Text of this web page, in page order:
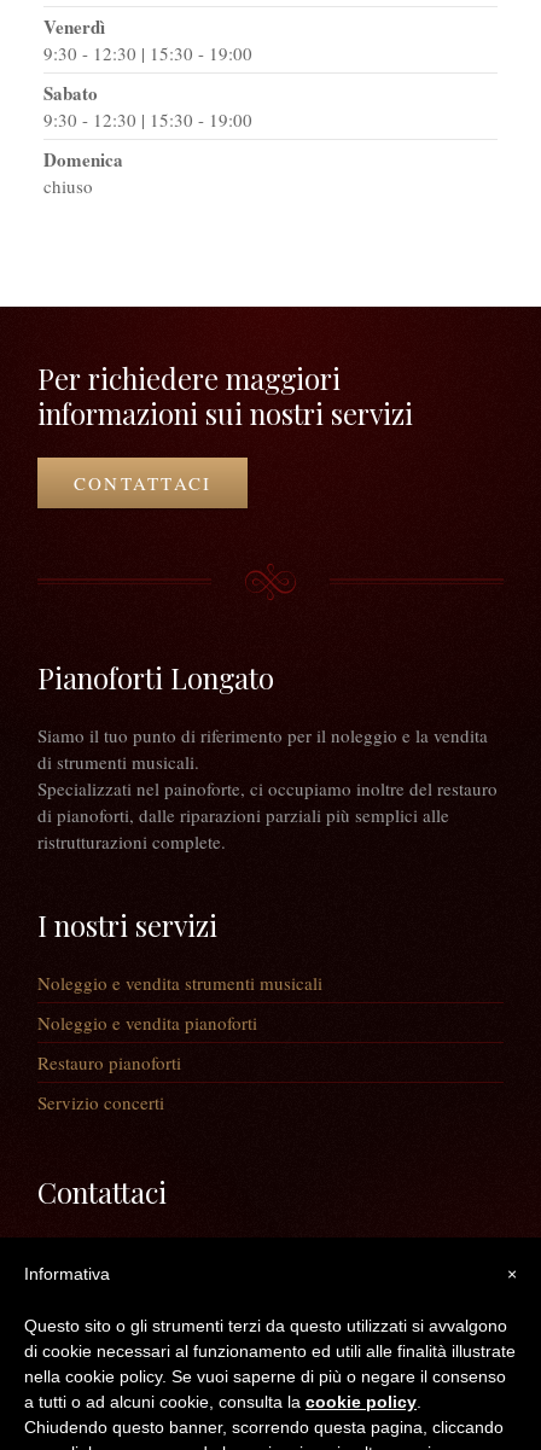
Venerdì
9:30 - 12:30 | 15:30 - 19:00
Sabato
9:30 - 12:30 | 15:30 - 19:00
Domenica
chiuso
Per richiedere maggiori
informazioni sui nostri servizi
CONTATTACI
Pianoforti Longato
Siamo il tuo punto di riferimento per il noleggio e la vendita
di strumenti musicali.
Specializzati nel painoforte, ci occupiamo inoltre del restauro
di pianoforti, dalle riparazioni parziali più semplici alle
ristrutturazioni complete.
I nostri servizi
Noleggio e vendita strumenti musicali
Noleggio e vendita pianoforti
Restauro pianoforti
Servizio concerti
Contattaci
30020 Noventa di Piave (VE)
Mail: info@longatopianoforti.it
ORARI DEL NEGOZIO
×
Informativa
Questo sito o gli strumenti terzi da questo utilizzati si avvalgono
di cookie necessari al funzionamento ed utili alle finalità illustrate
nella cookie policy. Se vuoi saperne di più o negare il consenso
a tutti o ad alcuni cookie, consulta la cookie policy
Chiudendo questo banner, scorrendo questa pagina, cliccando